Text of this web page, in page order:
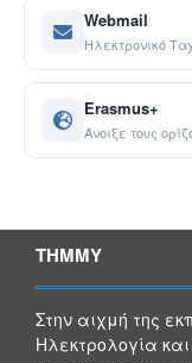
Webmail
Ηλεκτρονικό
Erasmus+
Άνοιξε τους
ΤΗΜΜΥ
Στην αιχμή της
Ηλεκτρολογία